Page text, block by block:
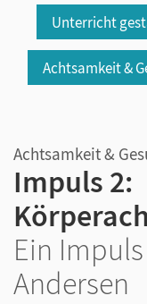
Unterricht
Achtsamkeit &
Achtsamkeit &
Impuls 2:
Ein
Andersen